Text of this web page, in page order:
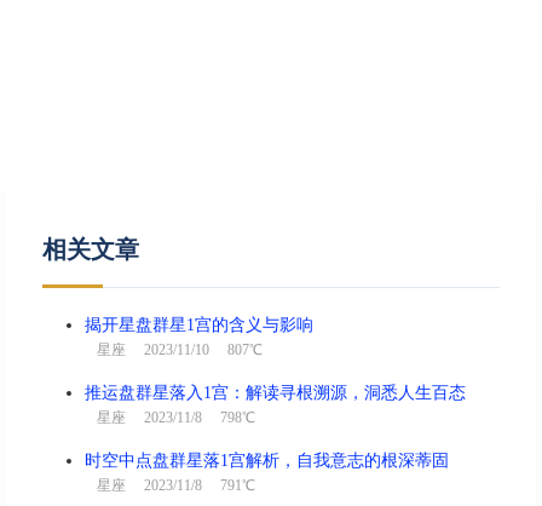
相关文章
揭开星盘群星1宫的含义与影响
星座 2023/11/10 807℃
推运盘群星落入1宫：解读寻根溯源，洞悉人生百态
星座 2023/11/8 798℃
时空中点盘群星落1宫解析，自我意志的根深蒂固
星座 2023/11/8 791℃